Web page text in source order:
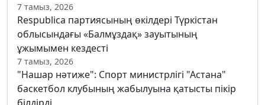
7 тамыз, 2026
Respublica партиясының өкілдері Түркістан
облысындағы «Балмұздақ» зауытының
ұжымымен кездесті
7 тамыз, 2026
"Нашар нәтиже": Спорт министрлігі "Астана"
баскетбол клубының жабылуына қатысты пікір